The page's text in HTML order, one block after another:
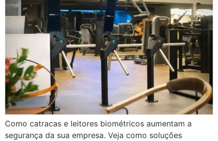
Como catracas e leitores biométricos aumentam a
segurança da sua empresa. Veja como soluções